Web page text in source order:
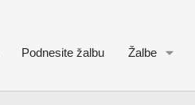
Podnesite žalbu Žalbe